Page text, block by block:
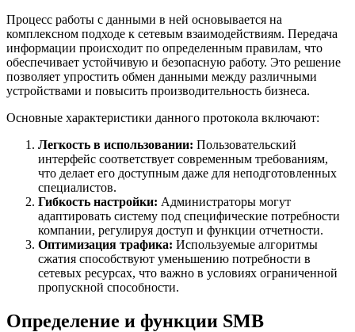
Процесс работы с данными в ней основывается на
комплексном подходе к сетевым взаимодействиям. Передача
информации происходит по определенным правилам, что
обеспечивает устойчивую и безопасную работу. Это решение
позволяет упростить обмен данными между различными
устройствами и повысить производительность бизнеса.
Основные характеристики данного протокола включают:
Легкость в использовании: Пользовательский
интерфейс соответствует современным требованиям,
что делает его доступным даже для неподготовленных
специалистов.
Гибкость настройки: Администраторы могут
адаптировать систему под специфические потребности
компании, регулируя доступ и функции отчетности.
Оптимизация трафика: Используемые алгоритмы
сжатия способствуют уменьшению потребности в
сетевых ресурсах, что важно в условиях ограниченной
пропускной способности.
Определение и функции SMB